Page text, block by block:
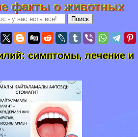
факты о животных
симптомы, лечение и